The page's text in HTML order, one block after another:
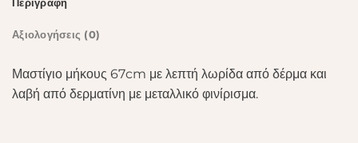
Περιγραφή
Αξιολογήσεις (0)
Μαστίγιο μήκους 67cm με λεπτή λωρίδα από δέρμα και
λαβή από δερματίνη με μεταλλικό φινίρισμα.